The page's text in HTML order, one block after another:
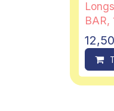
BAR,
12,50